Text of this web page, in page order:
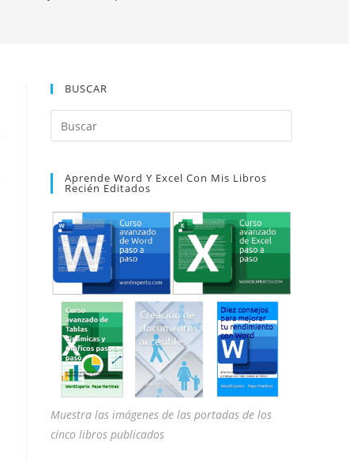
BUSCAR
Escape
Aprende Word Y Excel Con Mis Libros
Recién Editados
Muestra las imágenes de las portadas de los
cinco libros publicados